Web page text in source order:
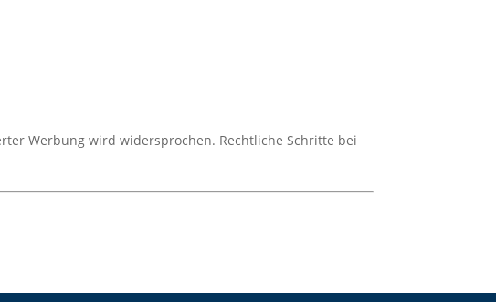
Werbung wird widersprochen. Rechtliche Schritte bei